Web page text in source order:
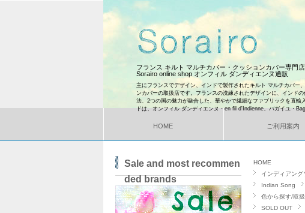
フランス キルト マルチカバー・クッションカバー専門
Sorairo online shop オンフィル ダンディエンヌ通販
主にフランスでデザイン、インドで製作されたキルト マルチカバー
ンカバーの取扱店です。フランスの洗練されたデザインに、インド
法、2つの国の魅力が融合した、華やかで繊細なファブリックを直輸
ドは、オンフィル ダンディエンヌ・en fil d'Indienne、バガイユ・
HOME ご利用案内
HOME
インディアング
Indian Song
色から探す/取
SOLD OUT
Sale and most recommen
ded brands